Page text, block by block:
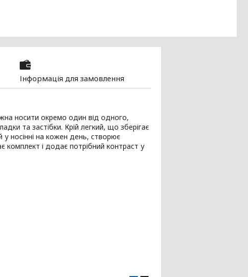
Інформація для замовлення
носити окремо один від одного,
та застібки. Крій легкий, що зберігає
носінні на кожен день, створює
комплект і додає потрібний контраст у